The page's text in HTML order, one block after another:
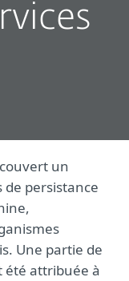
un
persistance
Une partie de
été attribuée à